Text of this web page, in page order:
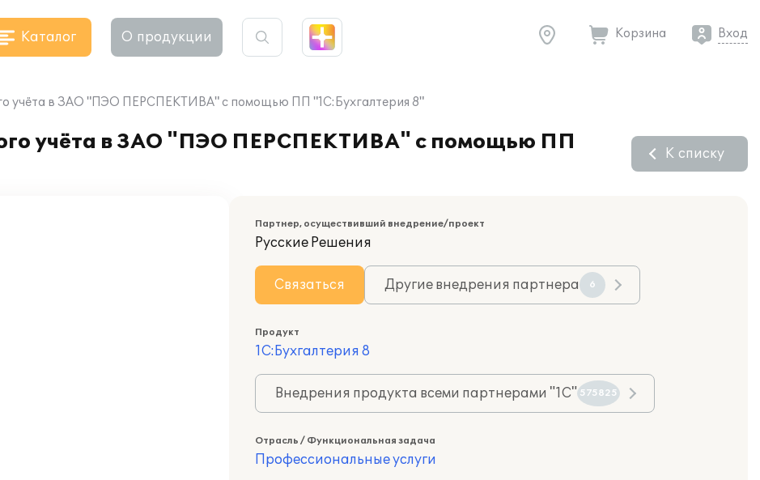
Каталог О продукции Корзина Вход
учёта в ЗАО "ПЭО ПЕРСПЕКТИВА" с помощью ПП "1С:Бухгалтерия 8"
учёта в ЗАО "ПЭО ПЕРСПЕКТИВА" с помощью ПП
К списку
Партнер, осуществивший внедрение/проект
Русские Решения
Связаться Другие внедрения партнера 6
Продукт
1С:Бухгалтерия 8
Внедрения продукта всеми партнерами "1С" 575825
Отрасль / Функциональная задача
Профессиональные услуги